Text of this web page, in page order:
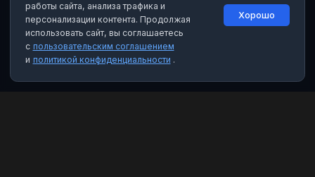
работы сайта, анализа трафика и
персонализации контента. Продолжая
использовать сайт, вы соглашаетесь
с пользовательским соглашением
и политикой конфиденциальности .
Хорошо